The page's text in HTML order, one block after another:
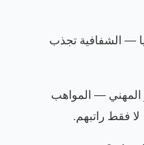
— الشفافية تجذب
المهني — المواهب
فقط راتبهم.